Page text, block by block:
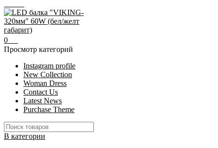
0
Просмотр категорий
Instagram profile
New Collection
Woman Dress
Contact Us
Latest News
Purchase Theme
В категории